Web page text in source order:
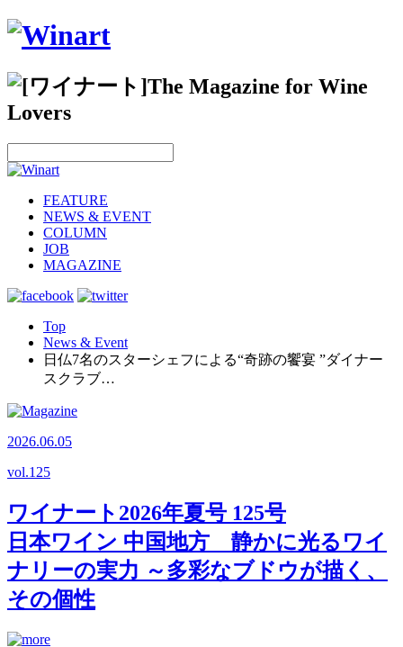
FEATURE
NEWS & EVENT
COLUMN
JOB
MAGAZINE
Top
News & Event
日仏7名のスターシェフによる“奇跡の饗宴 ”ダイナー
スクラブ…
2026.06.05
vol.125
ワイナート2026年夏号 125号
日本ワイン 中国地方 静かに光るワイ
ナリーの実力 ～多彩なブドウが描く、
その個性